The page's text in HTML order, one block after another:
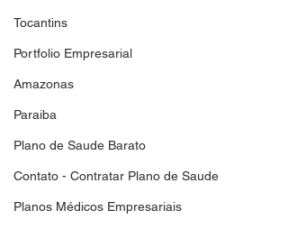
Tocantins
Portfolio Empresarial
Amazonas
Paraiba
Plano de Saude Barato
Contato - Contratar Plano de Saude
Planos Médicos Empresariais